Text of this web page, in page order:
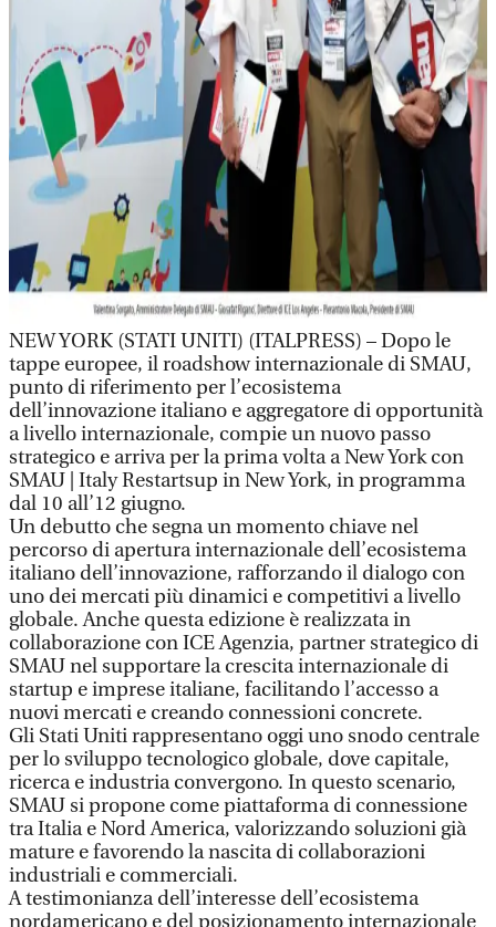
NEW YORK (STATI UNITI) (ITALPRESS) – Dopo le
tappe europee, il roadshow internazionale di SMAU,
punto di riferimento per l’ecosistema
dell’innovazione italiano e aggregatore di opportunità
a livello internazionale, compie un nuovo passo
strategico e arriva per la prima volta a New York con
SMAU | Italy Restartsup in New York, in programma
dal 10 all’12 giugno.
Un debutto che segna un momento chiave nel
percorso di apertura internazionale dell’ecosistema
italiano dell’innovazione, rafforzando il dialogo con
uno dei mercati più dinamici e competitivi a livello
globale. Anche questa edizione è realizzata in
collaborazione con ICE Agenzia, partner strategico di
SMAU nel supportare la crescita internazionale di
startup e imprese italiane, facilitando l’accesso a
nuovi mercati e creando connessioni concrete.
Gli Stati Uniti rappresentano oggi uno snodo centrale
per lo sviluppo tecnologico globale, dove capitale,
ricerca e industria convergono. In questo scenario,
SMAU si propone come piattaforma di connessione
tra Italia e Nord America, valorizzando soluzioni già
mature e favorendo la nascita di collaborazioni
industriali e commerciali.
A testimonianza dell’interesse dell’ecosistema
nordamericano e del posizionamento internazionale